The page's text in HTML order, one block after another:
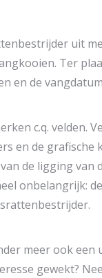
uit
Ter
en de
c.q. velden.
en de grafische
de ligging van
onbelangrijk:
meer ook
gewekt?